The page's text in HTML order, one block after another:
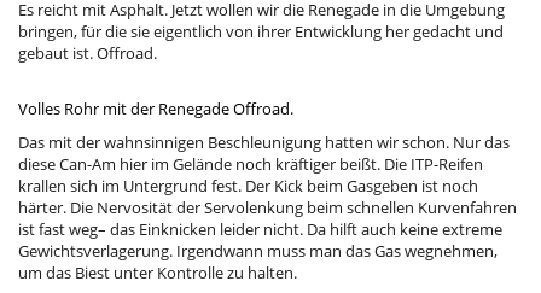
Es reicht mit Asphalt. Jetzt wollen wir die Renegade in die Umgebung
bringen, für die sie eigentlich von ihrer Entwicklung her gedacht und
gebaut ist. Offroad.
Volles Rohr mit der Renegade Offroad.
Das mit der wahnsinnigen Beschleunigung hatten wir schon. Nur das
diese Can-Am hier im Gelände noch kräftiger beißt. Die ITP-Reifen
krallen sich im Untergrund fest. Der Kick beim Gasgeben ist noch
härter. Die Nervosität der Servolenkung beim schnellen Kurvenfahren
ist fast weg– das Einknicken leider nicht. Da hilft auch keine extreme
Gewichtsverlagerung. Irgendwann muss man das Gas wegnehmen,
um das Biest unter Kontrolle zu halten.